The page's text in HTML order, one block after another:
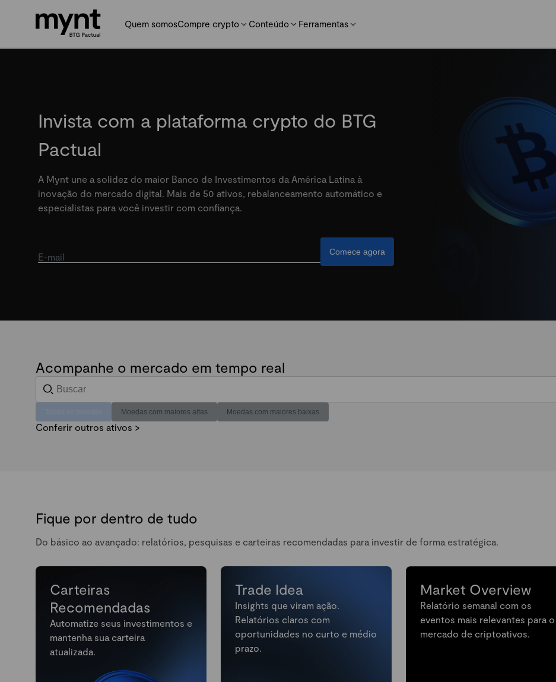
Quem somosCompre crypto Conteúdo Ferramentas
Invista com a plataforma crypto do BTG
Pactual
A Mynt une a solidez do maior Banco de Investimentos da América Latina à
inovação do mercado digital. Mais de 50 ativos, rebalanceamento automático e
especialistas para você investir com confiança.
E-mail Comece agora
Acompanhe o mercado em tempo real
Moedas com maiores altas Moedas com maiores baixas
Conferir outros ativos >
Fique por dentro de tudo
Do básico ao avançado: relatórios, pesquisas e carteiras recomendadas para investir de forma estratégica.
Carteiras
Recomendadas
Automatize seus investimentos e
mantenha sua carteira
atualizada.
Trade Idea
Insights que viram ação.
Relatórios claros com
oportunidades no curto e médio
prazo.
Market Overview
Relatório semanal com os
eventos mais relevantes para o
mercado de criptoativos.